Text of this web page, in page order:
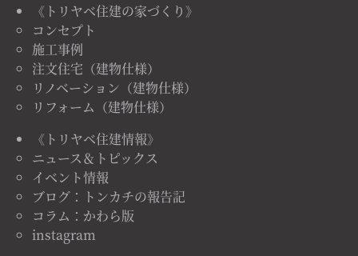
《トリヤベ住建の家づくり》
コンセプト
施工事例
注文住宅（建物仕様）
リノベーション（建物仕様）
リフォーム（建物仕様）
《トリヤベ住建情報》
ニュース＆トピックス
イベント情報
ブログ：トンカチの報告記
コラム：かわら版
instagram